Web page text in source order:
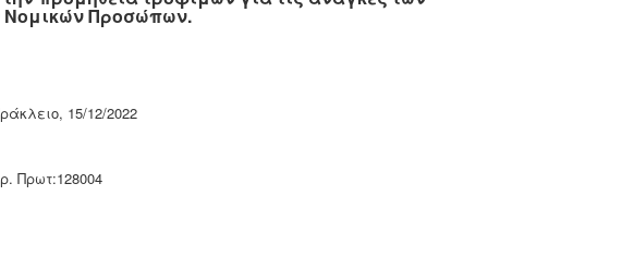
Νομικών Προσώπων.
15/12/2022
Πρωτ:128004